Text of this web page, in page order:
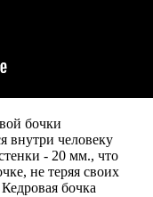
бочки
внутри человеку
- 20 мм., что
не теряя своих
бочка